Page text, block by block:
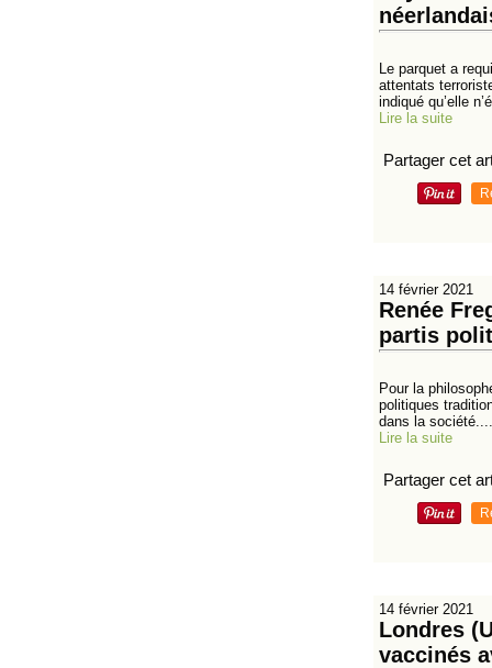
Le parquet a
attentats
indiqué qu’elle
Lire la suite
Partager cet
14 février 2021
Renée
partis
Pour la
politiques
dans la société....
Lire la suite
Partager cet
14 février 2021
Londres
vaccinés